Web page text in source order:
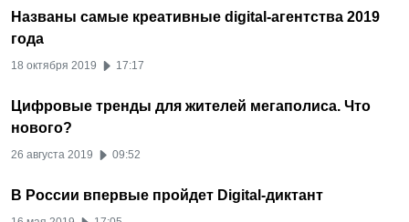
Названы самые креативные digital-агентства 2019
года
18 октября 2019 17:17
Цифровые тренды для жителей мегаполиса. Что
нового?
26 августа 2019 09:52
В России впервые пройдет Digital-диктант